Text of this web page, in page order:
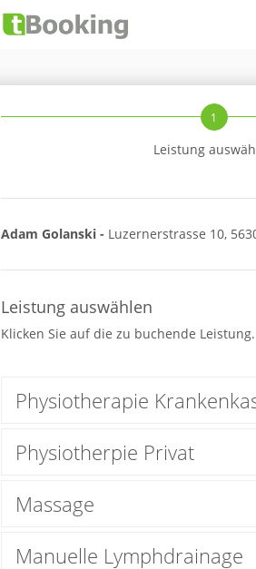
1
Leistung
Adam Golanski - Luzernerstrasse 10,
Leistung auswählen
Klicken Sie auf die zu buchende Leistung.
Physiotherapie
Physiotherpie Privat
Massage
Manuelle Lymphdrainage